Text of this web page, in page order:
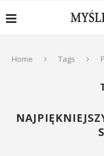
Home Tags